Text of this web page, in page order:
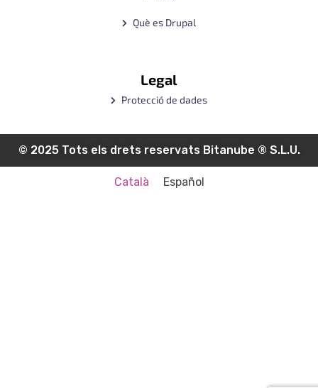
Què es Drupal
Legal
Protecció de dades
© 2025 Tots els drets reservats Bitanube ®️ S.L.U.
Català Español